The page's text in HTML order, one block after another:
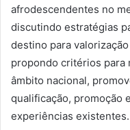
afrodescendentes no
discutindo estratégias
destino para
propondo critérios para
âmbito nacional,
qualificação, promoção
experiências existentes.